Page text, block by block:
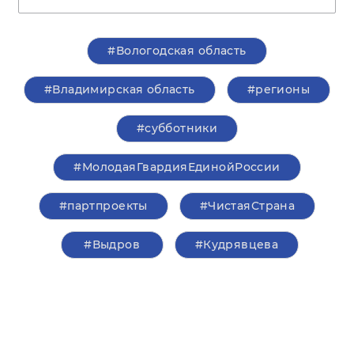
#Вологодская область
#Владимирская область #регионы
#субботники
#МолодаяГвардияЕдинойРоссии
#партпроекты #ЧистаяСтрана
#Выдров #Кудрявцева